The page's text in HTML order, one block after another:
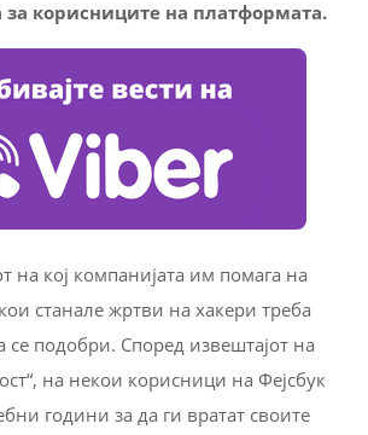
за корисниците на платформата.
на кој компанијата им помага на
станале жртви на хакери треба
се подобри. Според извештајот на
на некои корисници на Фејсбук
години за да ги вратат своите